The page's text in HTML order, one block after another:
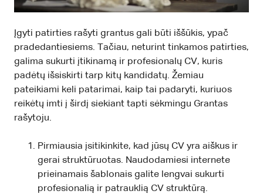
Įgyti patirties rašyti grantus gali būti iššūkis, ypač
pradedantiesiems. Tačiau, neturint tinkamos patirties,
galima sukurti įtikinamą ir profesionalų CV, kuris
padėtų išsiskirti tarp kitų kandidatų. Žemiau
pateikiami keli patarimai, kaip tai padaryti, kuriuos
reikėtų imti į širdį siekiant tapti sėkmingu Grantas
rašytoju.
Pirmiausia įsitikinkite, kad jūsų CV yra aiškus ir
gerai struktūruotas. Naudodamiesi internete
prieinamais šablonais galite lengvai sukurti
profesionalią ir patrauklią CV struktūrą.